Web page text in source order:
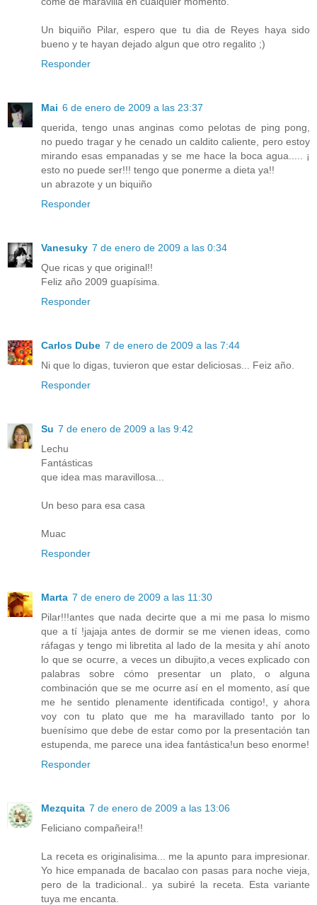
Un biquiño Pilar, espero que tu dia de Reyes haya sido
bueno y te hayan dejado algun que otro regalito ;)
Responder
Mai 6 de enero de 2009 a las 23:37
querida, tengo unas anginas como pelotas de ping pong,
no puedo tragar y he cenado un caldito caliente, pero estoy
mirando esas empanadas y se me hace la boca agua..... ¡
esto no puede ser!!! tengo que ponerme a dieta ya!!
un abrazote y un biquiño
Responder
Vanesuky 7 de enero de 2009 a las 0:34
Que ricas y que original!!
Feliz año 2009 guapísima.
Responder
Carlos Dube 7 de enero de 2009 a las 7:44
Ni que lo digas, tuvieron que estar deliciosas... Feiz año.
Responder
Su 7 de enero de 2009 a las 9:42
Lechu
Fantásticas
que idea mas maravillosa...
Un beso para esa casa
Muac
Responder
Marta 7 de enero de 2009 a las 11:30
Pilar!!!antes que nada decirte que a mi me pasa lo mismo
que a tí !jajaja antes de dormir se me vienen ideas, como
ráfagas y tengo mi libretita al lado de la mesita y ahí anoto
lo que se ocurre, a veces un dibujito,a veces explicado con
palabras sobre cómo presentar un plato, o alguna
combinación que se me ocurre así en el momento, así que
me he sentido plenamente identificada contigo!, y ahora
voy con tu plato que me ha maravillado tanto por lo
buenísimo que debe de estar como por la presentación tan
estupenda, me parece una idea fantástica!un beso enorme!
Responder
Mezquita 7 de enero de 2009 a las 13:06
Feliciano compañeira!!
La receta es originalisima... me la apunto para impresionar.
Yo hice empanada de bacalao con pasas para noche vieja,
pero de la tradicional.. ya subiré la receta. Esta variante
tuya me encanta.